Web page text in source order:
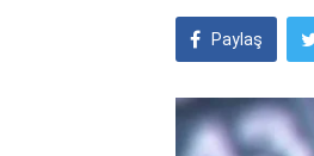
Paylaş